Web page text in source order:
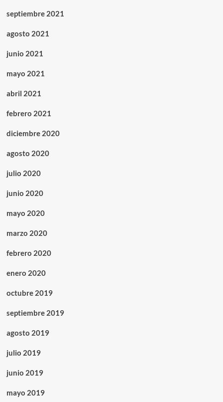
septiembre 2021
agosto 2021
junio 2021
mayo 2021
abril 2021
febrero 2021
diciembre 2020
agosto 2020
julio 2020
junio 2020
mayo 2020
marzo 2020
febrero 2020
enero 2020
octubre 2019
septiembre 2019
agosto 2019
julio 2019
junio 2019
mayo 2019